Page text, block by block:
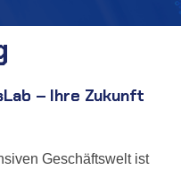
– Ihre Zukunft
Geschäftswelt ist